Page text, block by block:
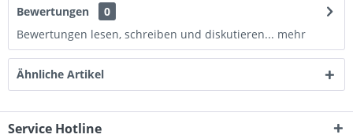
Bewertungen
0
Bewertungen lesen, schreiben und diskutieren... mehr
Ähnliche Artikel
Service Hotline